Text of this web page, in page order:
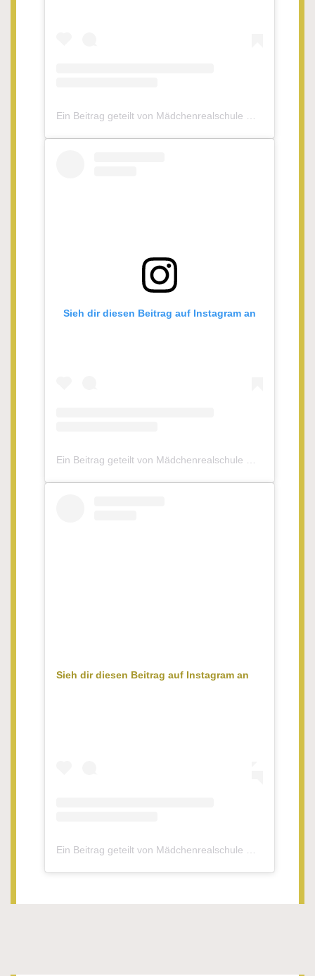
Ein Beitrag geteilt von Mädchenrealschule Waldsassen (@mrswaldsassen)
Sieh dir diesen Beitrag auf Instagram an
Sieh dir diesen Beitrag auf Instagram an
Ein Beitrag geteilt von Mädchenrealschule Waldsassen (@mrswaldsassen)